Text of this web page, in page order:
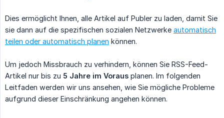
Dies ermöglicht Ihnen, alle Artikel auf Publer zu laden, damit Sie
sie dann auf die spezifischen sozialen Netzwerke automatisch
teilen oder automatisch planen können.
Um jedoch Missbrauch zu verhindern, können Sie RSS-Feed-
Artikel nur bis zu 5 Jahre im Voraus planen. Im folgenden
Leitfaden werden wir uns ansehen, wie Sie mögliche Probleme
aufgrund dieser Einschränkung angehen können.